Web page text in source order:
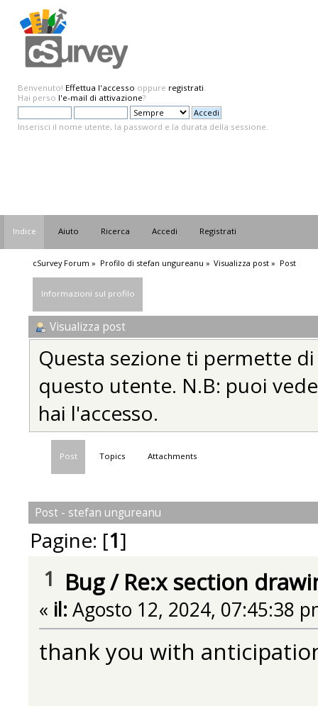
Benvenuto! Effettua l'accesso oppure registrati.
Hai perso l'e-mail di attivazione?
Inserisci il nome utente, la password e la durata della sessione.
Indice Aiuto Ricerca Accedi Registrati
cSurvey Forum » Profilo di stefan ungureanu » Visualizza post » Post
Informazioni sul profilo
Visualizza post
Questa sezione ti permette
questo utente. N.B: puoi
hai l'accesso.
Post Topics Attachments
Post - stefan ungureanu
Pagine: [1]
1 Bug/ Re:x section
« il: Agosto 12, 2024, 07:45:38
thank you with